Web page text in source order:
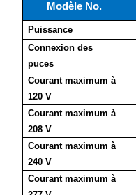
Modèle No.
Puissance
Connexion des
puces
Courant maximum à
120 V
Courant maximum à
208 V
Courant maximum à
240 V
Courant maximum à